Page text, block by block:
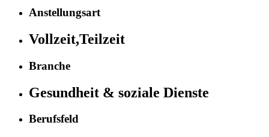
Anstellungsart
Vollzeit,Teilzeit
Branche
Gesundheit & soziale Dienste
Berufsfeld